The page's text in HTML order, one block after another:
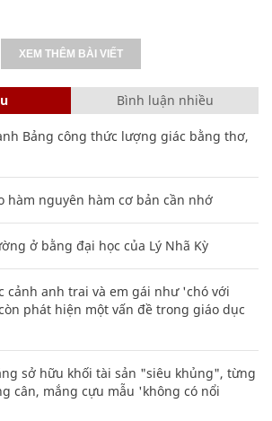
XEM THÊM BÀI VIẾT
Bình luận nhiều
Bảng công thức lượng giác bằng thơ,
hàm nguyên hàm cơ bản cần nhớ
ở bằng đại học của Lý Nhã Kỳ
cảnh anh trai và em gái như 'chó với
phát hiện một vấn đề trong giáo dục
sở hữu khối tài sản "siêu khủng", từng
cân, mắng cựu mẫu 'không có nổi